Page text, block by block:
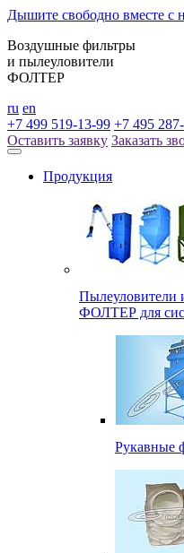
Дышите свободно вместе с
Воздушные фильтры
и пылеуловители
ФОЛТЕР
ru en
+7 499 519-13-99 +7 495
Оставить заявку Заказать
Продукция
Пылеуловители
ФОЛТЕР для
Рукавные